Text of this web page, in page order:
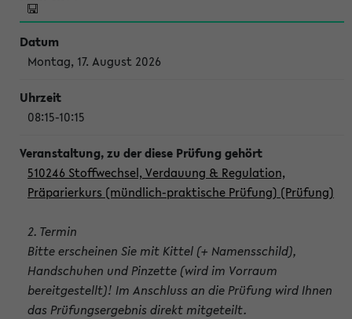
Montag, 17. August 2026
08:15-10:15
510246 Stoffwechsel, Verdauung & Regulation,
Präparierkurs (mündlich-praktische Prüfung) (Prüfung)
2. Termin
Bitte erscheinen Sie mit Kittel (+ Namensschild),
Handschuhen und Pinzette (wird im Vorraum
bereitgestellt)! Im Anschluss an die Prüfung wird Ihnen
das Prüfungsergebnis direkt mitgeteilt.